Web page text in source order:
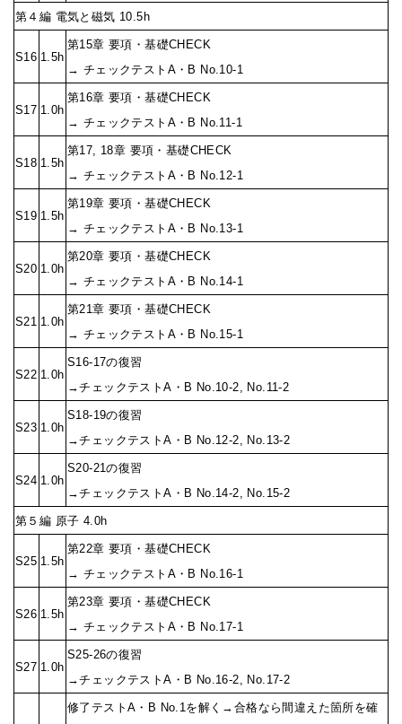
第４編 電気と磁気 10.5h
S16 1.5h
第15章 要項・基礎CHECK
→ チェックテストA・B No.10-1
S17 1.0h
第16章 要項・基礎CHECK
→ チェックテストA・B No.11-1
S18 1.5h
第17, 18章 要項・基礎CHECK
→ チェックテストA・B No.12-1
S19 1.5h
第19章 要項・基礎CHECK
→ チェックテストA・B No.13-1
S20 1.0h
第20章 要項・基礎CHECK
→ チェックテストA・B No.14-1
S21 1.0h
第21章 要項・基礎CHECK
→ チェックテストA・B No.15-1
S22 1.0h
S16-17の復習
→チェックテストA・B No.10-2, No.11-2
S23 1.0h
S18-19の復習
→チェックテストA・B No.12-2, No.13-2
S24 1.0h
S20-21の復習
→チェックテストA・B No.14-2, No.15-2
第５編 原子 4.0h
S25 1.5h
第22章 要項・基礎CHECK
→ チェックテストA・B No.16-1
S26 1.5h
第23章 要項・基礎CHECK
→ チェックテストA・B No.17-1
S27 1.0h
S25-26の復習
→チェックテストA・B No.16-2, No.17-2
修了テストA・B No.1を解く→合格なら間違えた箇所を確